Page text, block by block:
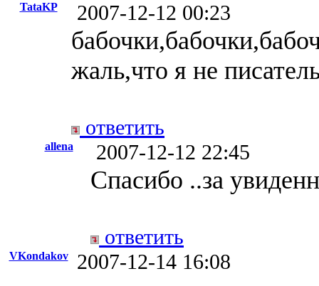
TataKP 2007-12-12 00:23
жаль,что я не
ответить
allena 2007-12-12 22:45
Cпасибо ..за
ответить
VKondakov 2007-12-14 16:08